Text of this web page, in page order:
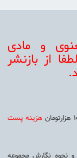
و مادی
از بازنشر
هزينه پست
و نحوه نگارش مجموعه